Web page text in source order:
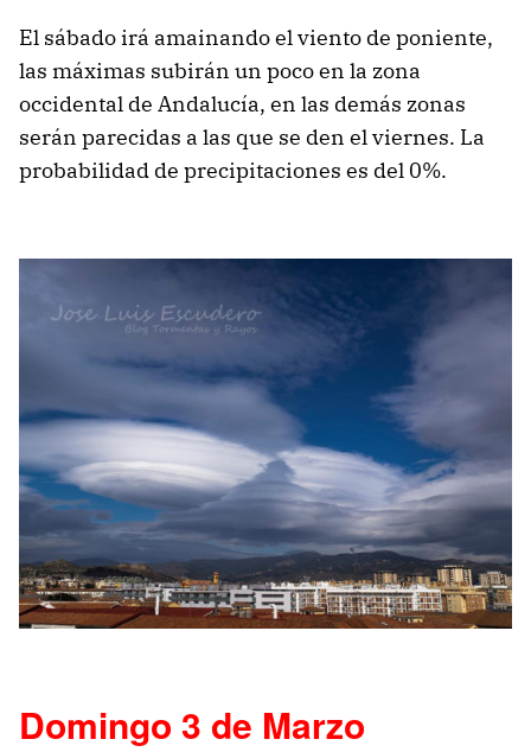
El sábado irá amainando el viento de poniente,
las máximas subirán un poco en la zona
occidental de Andalucía, en las demás zonas
serán parecidas a las que se den el viernes. La
probabilidad de precipitaciones es del 0%.
Domingo 3 de Marzo